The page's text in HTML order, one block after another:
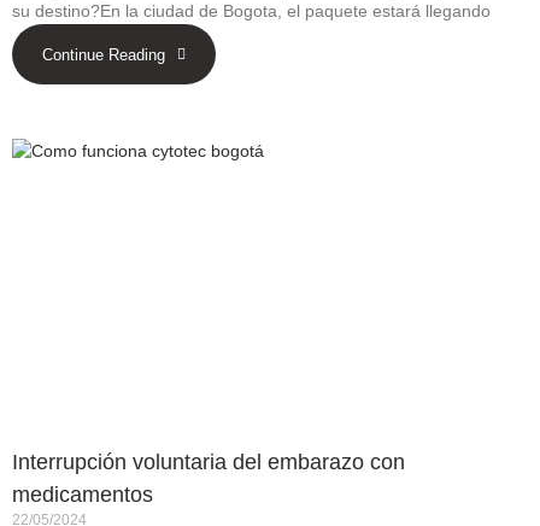
su destino?En la ciudad de Bogota, el paquete estará llegando
Continue Reading
Interrupción voluntaria del embarazo con
medicamentos
22/05/2024